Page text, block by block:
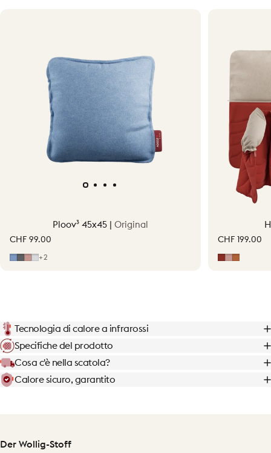
Ploov³ 45x45 | Original
CHF 99.00
Mid Blue
GreyHellrosa
Light Grey
+2
CHF 199.00
Tecnologia di calore a infrarossi
Specifiche del prodotto
Cosa c'è nella scatola?
Calore sicuro, garantito
Der Wollig-Stoff